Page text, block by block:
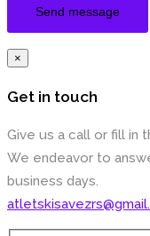
×
Get in touch
Give us a call or fill in
We endeavor to
business days.